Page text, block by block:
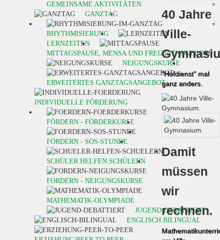
40 Jahre
Ville-
"Hofdienst" mal
ganz anders.
Damit
müssen
wir
rechnen.
GEMEINSAME AKTIVITÄTEN
GANZTAG
RHYTHMISIERUNG
LERNZEITEN
MITTAGSPAUSE, MENSA UND FREIZEITANGEBOTE
NEIGUNGSKURSE
ERWEITERTES GANZTAGSANGEBOT
INDIVIDUELLE FÖRDERUNG
FÖRDERN - FÖRDERKURSE
FÖRDERN - SOS-STUNDE
SCHÜLER HELFEN SCHÜLERN
FORDERN - NEIGUNGSKURSE
MATHEMATIK-OLYMPIADE
JUGEND DEBATTIERT
ENGLISCH BILINGUAL